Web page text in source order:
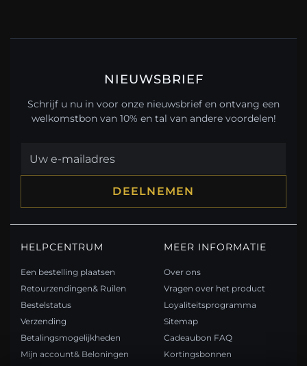
NIEUWSBRIEF
Schrijf u nu in voor onze nieuwsbrief en ontvang een
welkomstbon van 10% en tal van andere voordelen!
DEELNEMEN
HELPCENTRUM
Een bestelling plaatsen
Retourzendingen& Ruilen
Bestelstatus
Verzending
Betalingsmogelijkheden
Mijn account& Beloningen
MEER INFORMATIE
Over ons
Vragen over het product
Loyaliteitsprogramma
Sitemap
Cadeaubon FAQ
Kortingsbonnen